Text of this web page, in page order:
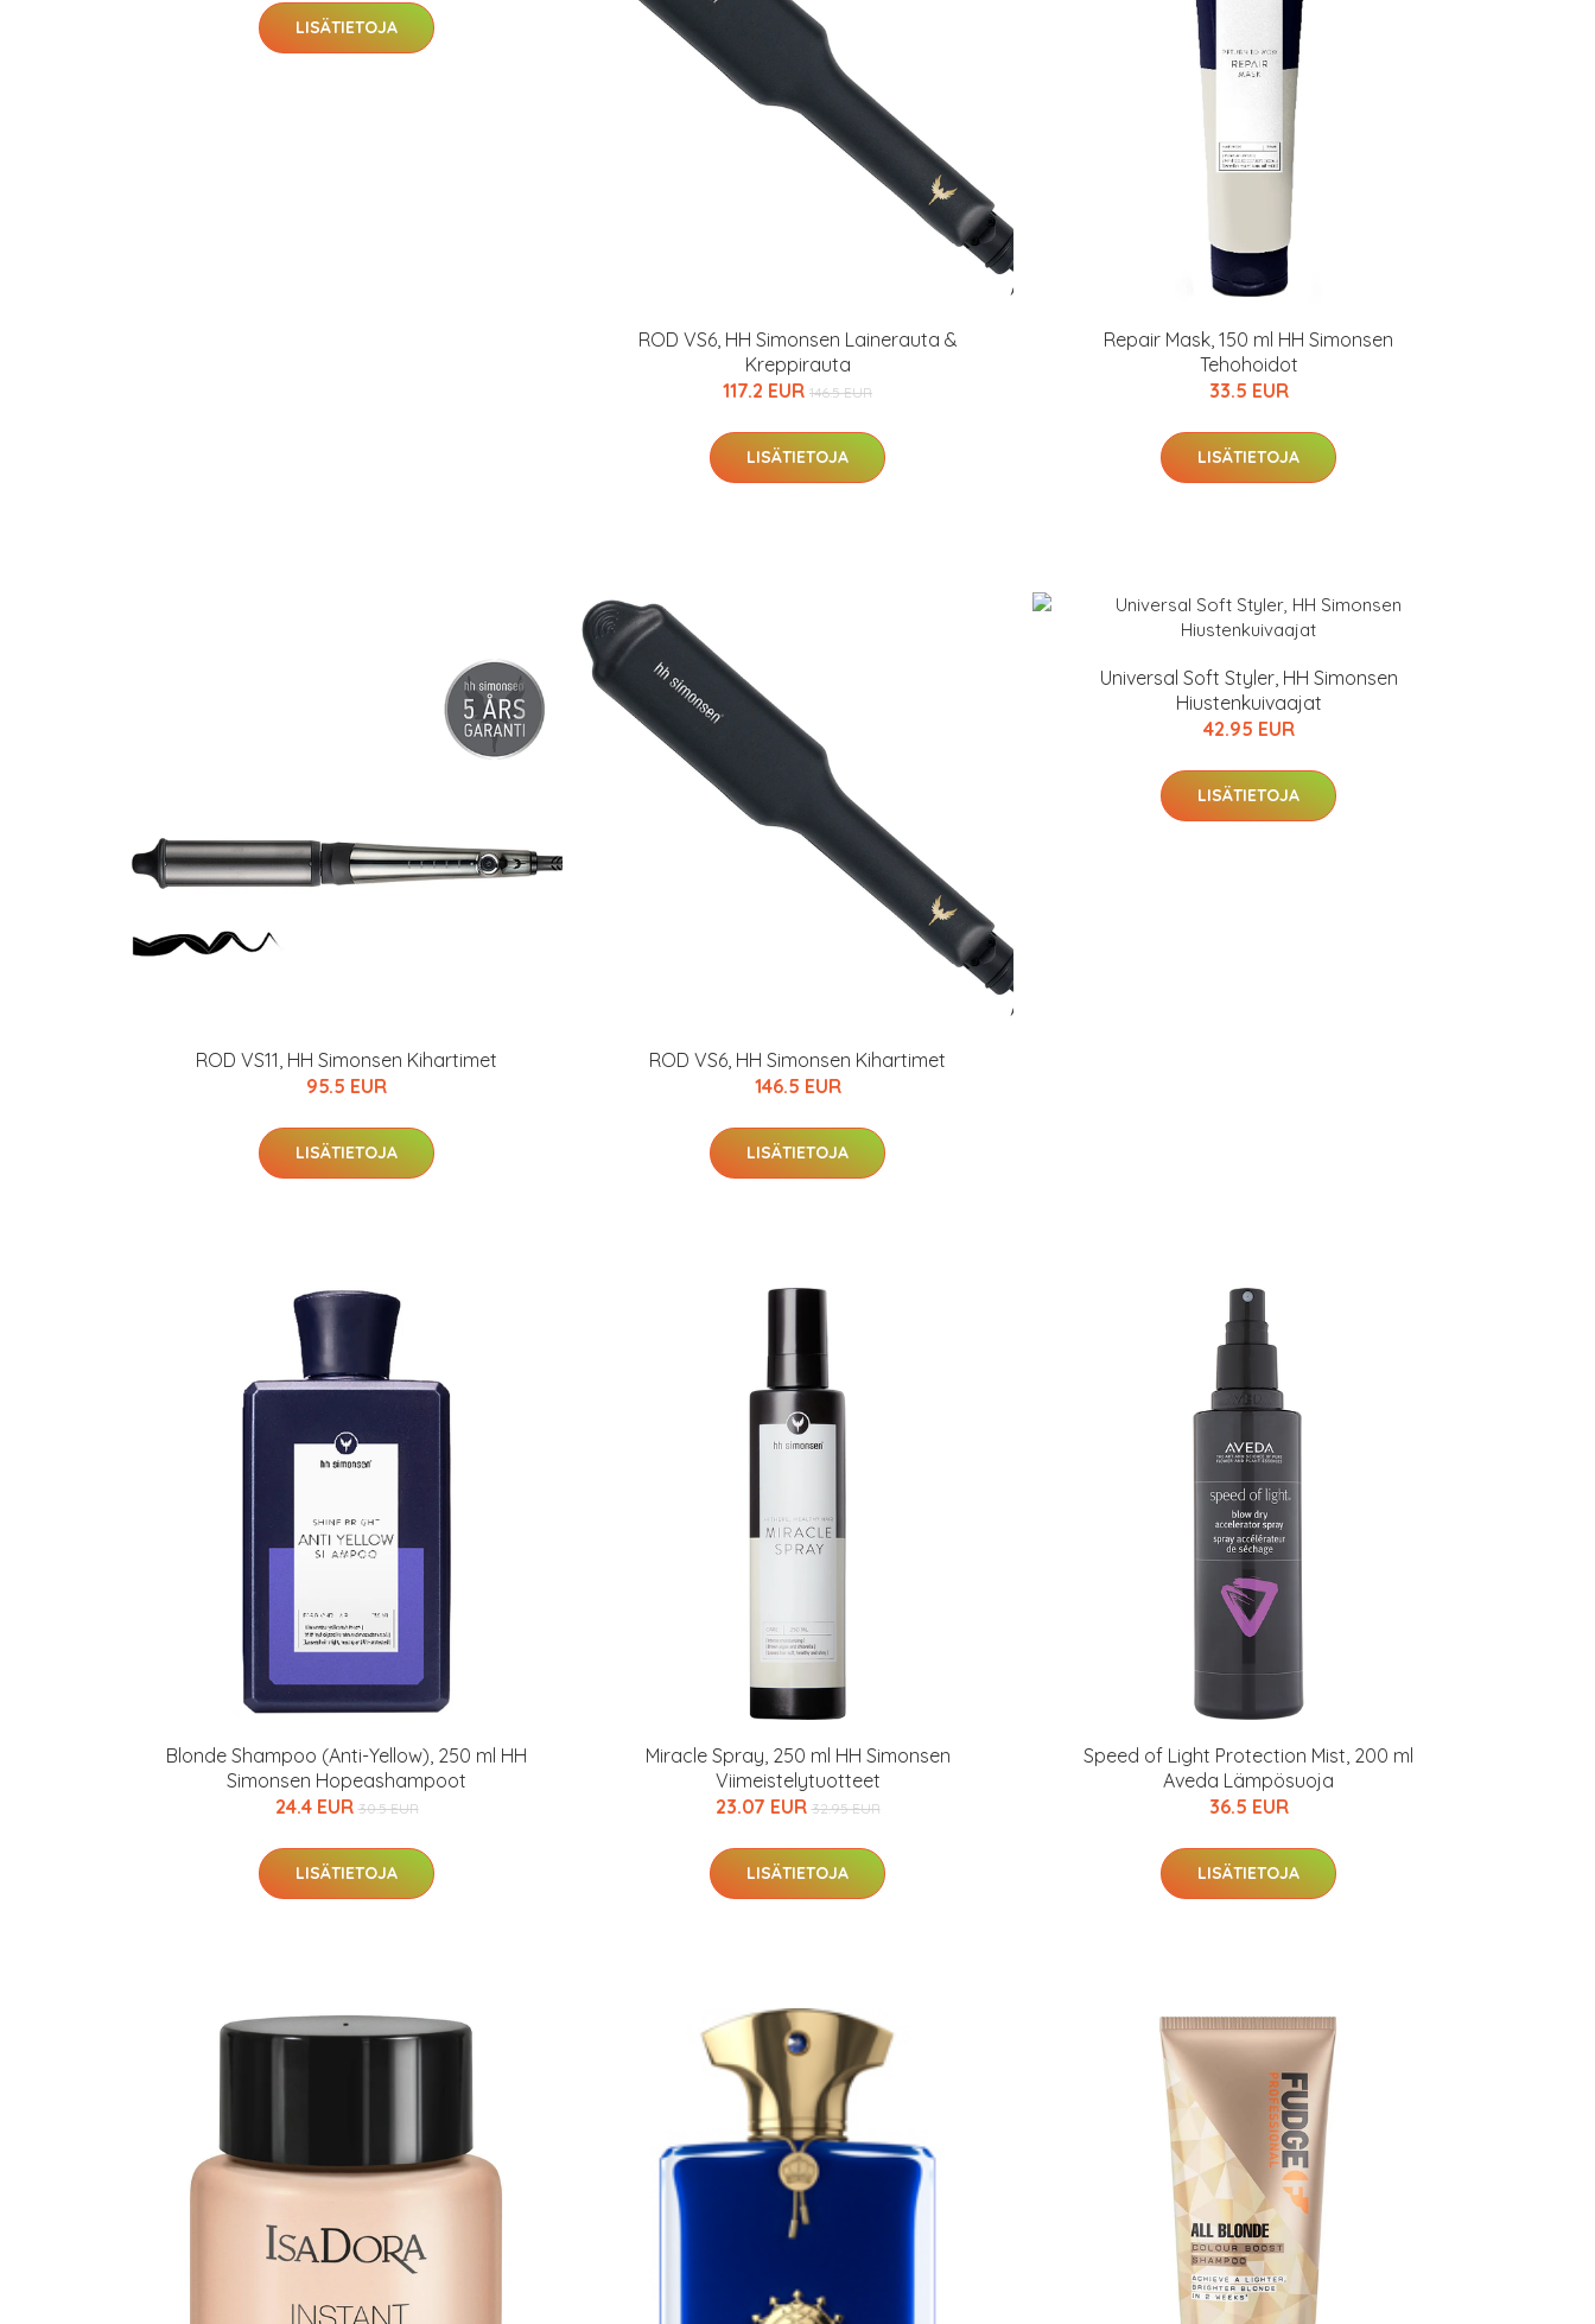
LISÄTIETOJA
ROD VS6, HH Simonsen Lainerauta &
Kreppirauta
117.2 EUR 146.5 EUR
LISÄTIETOJA
Repair Mask, 150 ml HH Simonsen
Tehohoidot
33.5 EUR
LISÄTIETOJA
ROD VS11, HH Simonsen Kihartimet
95.5 EUR
LISÄTIETOJA
ROD VS6, HH Simonsen Kihartimet
146.5 EUR
LISÄTIETOJA
Universal Soft Styler, HH Simonsen
Hiustenkuivaajat
42.95 EUR
LISÄTIETOJA
Blonde Shampoo (Anti-Yellow), 250 ml HH
Simonsen Hopeashampoot
24.4 EUR 30.5 EUR
LISÄTIETOJA
Miracle Spray, 250 ml HH Simonsen
Viimeistelytuotteet
23.07 EUR 32.95 EUR
LISÄTIETOJA
Speed of Light Protection Mist, 200 ml
Aveda Lämpösuoja
36.5 EUR
LISÄTIETOJA
IdealofMeD Kauppa
Kaikki IdealofMeDin tuotteet -20 %!
Varaa terveystarkastus
nyt vain 200 €
KATSO TARJOUS